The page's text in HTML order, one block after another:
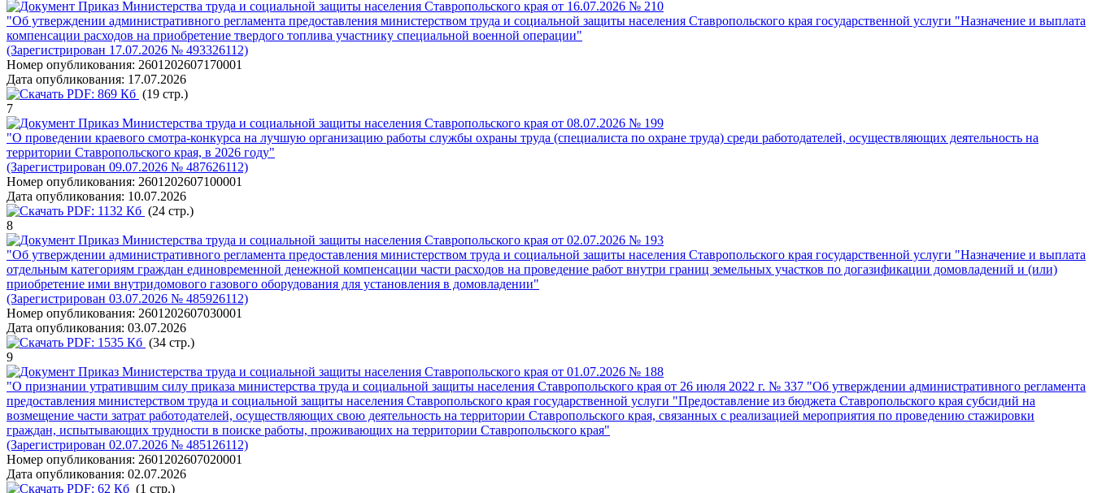
Приказ Министерства труда и социальной защиты населения Ставропольского края от 16.07.2026 № 210
"Об утверждении административного регламента предоставления министерством труда и социальной защиты населения Ставропольского края государственной услуги "Назначение и выплата
компенсации расходов на приобретение твердого топлива участнику специальной военной операции"
(Зарегистрирован 17.07.2026 № 493326112)
Номер опубликования: 2601202607170001
Дата опубликования: 17.07.2026
PDF: 869 Кб (19 стр.)
7
Приказ Министерства труда и социальной защиты населения Ставропольского края от 08.07.2026 № 199
"О проведении краевого смотра-конкурса на лучшую организацию работы службы охраны труда (специалиста по охране труда) среди работодателей, осуществляющих деятельность на
территории Ставропольского края, в 2026 году"
(Зарегистрирован 09.07.2026 № 487626112)
Номер опубликования: 2601202607100001
Дата опубликования: 10.07.2026
PDF: 1132 Кб (24 стр.)
8
Приказ Министерства труда и социальной защиты населения Ставропольского края от 02.07.2026 № 193
"Об утверждении административного регламента предоставления министерством труда и социальной защиты населения Ставропольского края государственной услуги "Назначение и выплата
отдельным категориям граждан единовременной денежной компенсации части расходов на проведение работ внутри границ земельных участков по догазификации домовладений и (или)
приобретение ими внутридомового газового оборудования для установления в домовладении"
(Зарегистрирован 03.07.2026 № 485926112)
Номер опубликования: 2601202607030001
Дата опубликования: 03.07.2026
PDF: 1535 Кб (34 стр.)
9
Приказ Министерства труда и социальной защиты населения Ставропольского края от 01.07.2026 № 188
"О признании утратившим силу приказа министерства труда и социальной защиты населения Ставропольского края от 26 июля 2022 г. № 337 "Об утверждении административного регламента
предоставления министерством труда и социальной защиты населения Ставропольского края государственной услуги "Предоставление из бюджета Ставропольского края субсидий на
возмещение части затрат работодателей, осуществляющих свою деятельность на территории Ставропольского края, связанных с реализацией мероприятия по проведению стажировки
граждан, испытывающих трудности в поиске работы, проживающих на территории Ставропольского края"
(Зарегистрирован 02.07.2026 № 485126112)
Номер опубликования: 2601202607020001
Дата опубликования: 02.07.2026
PDF: 62 Кб (1 стр.)